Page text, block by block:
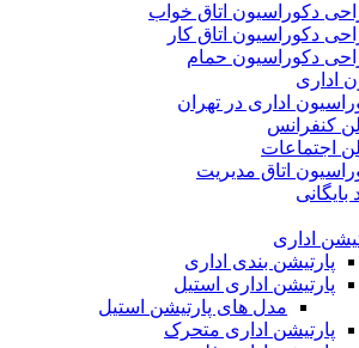
دکوراسیون اتاق خواب
دکوراسیون اتاق کار
دکوراسیون حمام
اداری
اداری در تهران
کنفرانس
اجتماعات
اتاق مدیریت
بایگانی
اداری
پارتیشن بندی اداری
پارتیشن اداری استیل
مدل های پارتیشن استیل
پارتیشن اداری متحرک